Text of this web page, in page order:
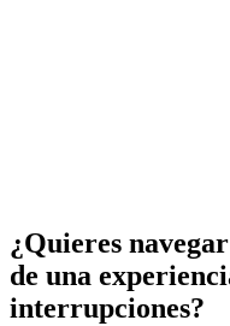
¿Quieres
de una
interrupciones?